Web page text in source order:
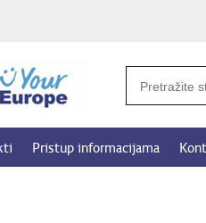
Pristup informacijama